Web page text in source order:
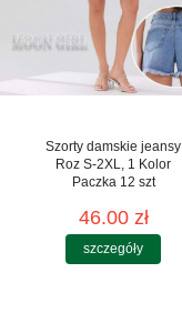
Szorty damskie jeansy
Roz S-2XL, 1 Kolor
Paczka 12 szt
46.00 zł
szczegóły